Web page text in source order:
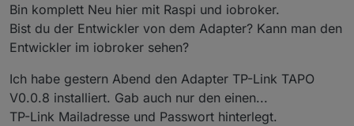
Bin komplett Neu hier mit Raspi und iobroker.
Bist du der Entwickler von dem Adapter? Kann man den
Entwickler im iobroker sehen?
Ich habe gestern Abend den Adapter TP-Link TAPO
V0.0.8 installiert. Gab auch nur den einen...
TP-Link Mailadresse und Passwort hinterlegt.